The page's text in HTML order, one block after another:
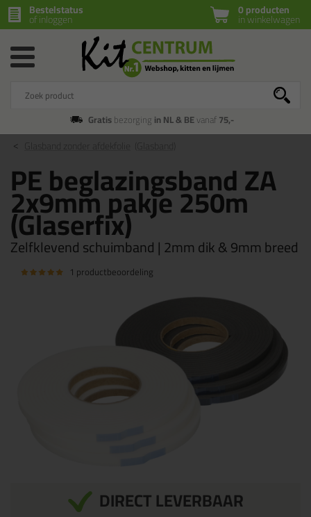
0 producten
in winkelwagen
Bestelstatus
of inloggen
Gratisbezorging in NL & BEvanaf75,-
Glasband zonder afdekfolie
PE beglazingsband ZA
2x9mm pakje 250m
(Glaserfix)
Zelfklevend schuimband | 2mm dik & 9mm breed
1 productbeoordeling
DIRECT LEVERBAAR